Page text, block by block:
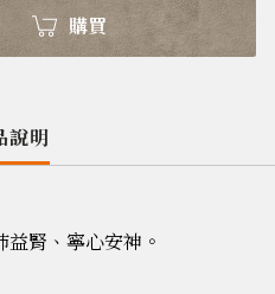
購買
說明
腎、寧心安神。